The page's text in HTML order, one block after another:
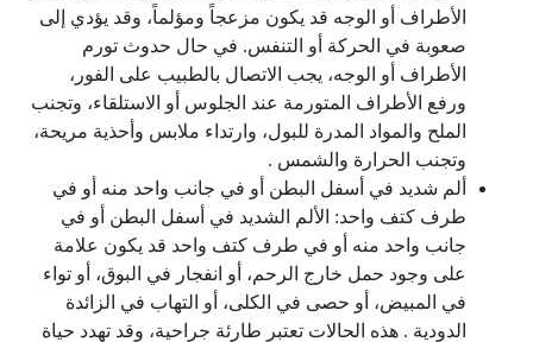
الأطراف أو الوجه قد يكون مزعجاً ومؤلماً، وقد يؤدي إلى
صعوبة في الحركة أو التنفس. في حال حدوث تورم
الأطراف أو الوجه، يجب الاتصال بالطبيب على الفور،
ورفع الأطراف المتورمة عند الجلوس أو الاستلقاء، وتجنب
الملح والمواد المدرة للبول، وارتداء ملابس وأحذية مريحة،
وتجنب الحرارة والشمس .
ألم شديد في أسفل البطن أو في جانب واحد منه أو في
طرف كتف واحد: الألم الشديد في أسفل البطن أو في
جانب واحد منه أو في طرف كتف واحد قد يكون علامة
على وجود حمل خارج الرحم، أو انفجار في البوق، أو تواء
في المبيض، أو حصى في الكلى، أو التهاب في الزائدة
الدودية . هذه الحالات تعتبر طارئة جراحية، وقد تهدد حياة